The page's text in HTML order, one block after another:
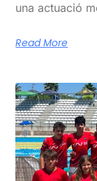
una actuació
Read More